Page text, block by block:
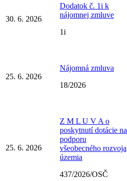
30. 6. 2026
Dodatok č. 1i k
nájomnej zmluve
1i
25. 6. 2026
Nájomná zmluva
18/2026
25. 6. 2026
Z M L U V A o
poskytnutí dotácie na
podporu
všeobecného rozvoja
územia
437/2026/OSČ